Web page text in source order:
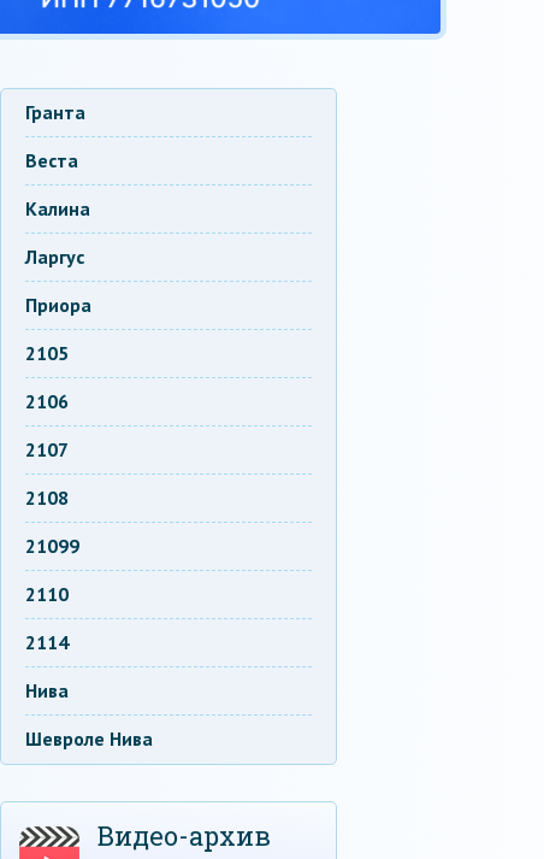
Гранта
Веста
Калина
Ларгус
Приора
2105
2106
2107
2108
21099
2110
2114
Нива
Шевроле Нива
Видео-архив